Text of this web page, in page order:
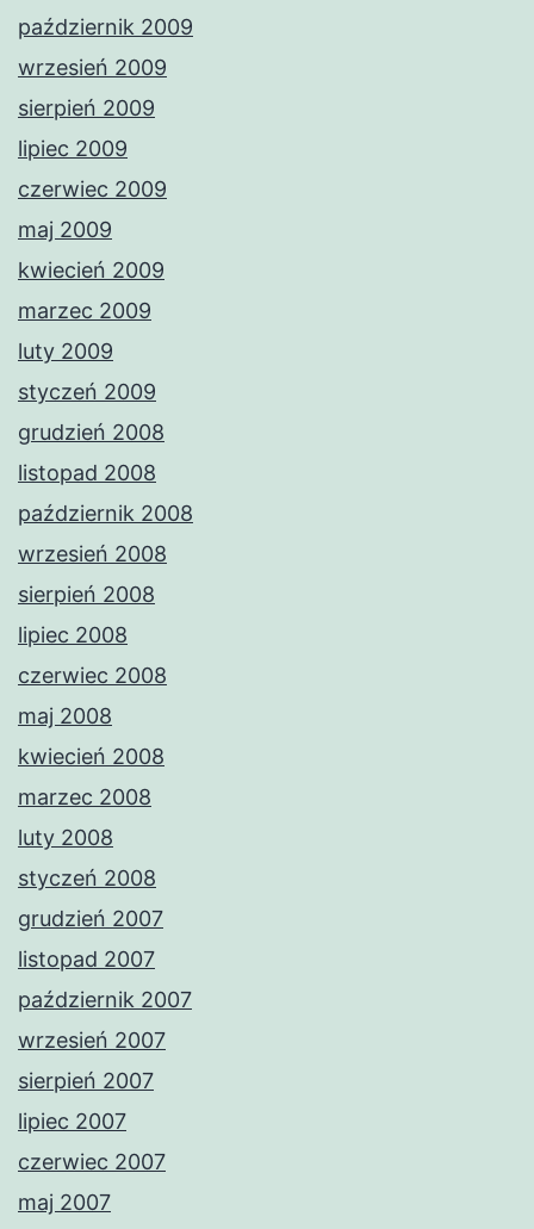
październik 2009
wrzesień 2009
sierpień 2009
lipiec 2009
czerwiec 2009
maj 2009
kwiecień 2009
marzec 2009
luty 2009
styczeń 2009
grudzień 2008
listopad 2008
październik 2008
wrzesień 2008
sierpień 2008
lipiec 2008
czerwiec 2008
maj 2008
kwiecień 2008
marzec 2008
luty 2008
styczeń 2008
grudzień 2007
listopad 2007
październik 2007
wrzesień 2007
sierpień 2007
lipiec 2007
czerwiec 2007
maj 2007